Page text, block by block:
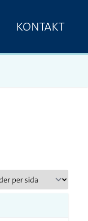
KONTAKT